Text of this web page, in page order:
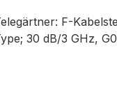
F-Kabelstecker
30 dB/3 GHz,